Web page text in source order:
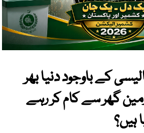
کے باوجود دنیا بھر
گھر سے کام کر رہے
ہیں؟